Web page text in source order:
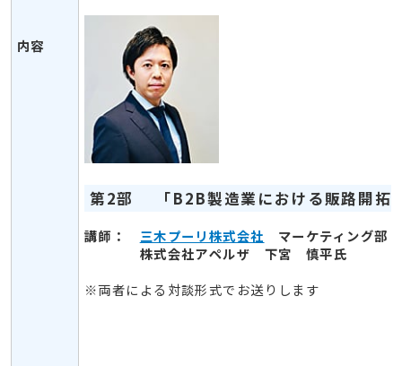
内容
第2部 「B2B製造業における販路開拓
講師： 三木プーリ株式会社 マーケティング部
株式会社アペルザ 下宮 慎平氏
※両者による対談形式でお送りします